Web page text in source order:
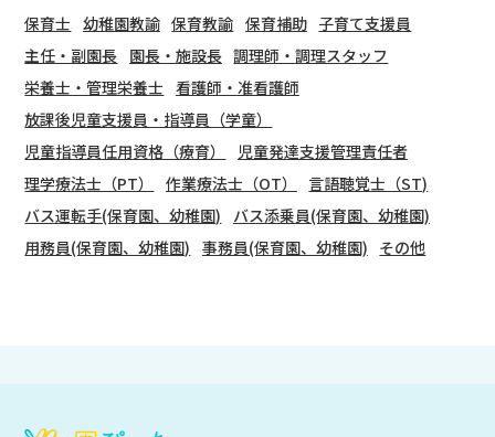
保育士 幼稚園教諭 保育教諭 保育補助 子育て支援員
主任・副園長 園長・施設長 調理師・調理スタッフ
栄養士・管理栄養士 看護師・准看護師
放課後児童支援員・指導員（学童）
児童指導員任用資格（療育）
児童発達支援管理責任者
理学療法士（PT）
作業療法士（OT）
言語聴覚士（ST)
バス運転手(保育園、幼稚園)
バス添乗員(保育園、幼稚園)
用務員(保育園、幼稚園) 事務員(保育園、幼稚園) その他